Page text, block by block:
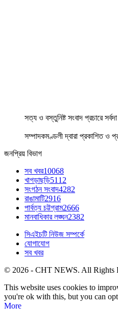
সত্য ও বস্তুনিষ্ট সংবাদ প্রচারে
সম্পাদকমণ্ডলী দ্বারা প্রকাশিত ও
জনপ্রিয় বিভাগ
সব খবর10068
খাগড়াছড়ি5112
সংগঠন সংবাদ4282
রাঙামাটি2916
পার্বত্য চট্টগ্রাম2666
মানবাধিকার লঙ্ঘন2382
সিএইচটি নিউজ সম্পর্কে
যোগাযোগ
সব খবর
© 2026 - CHT NEWS. All Rights
This website uses cookies to
you're ok with this, but you can
More